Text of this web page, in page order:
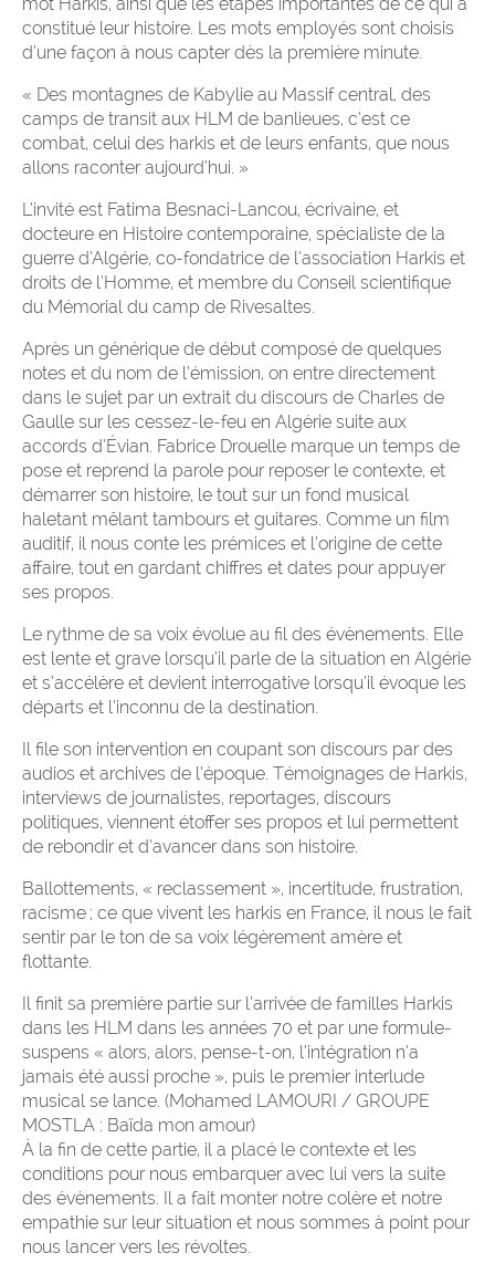
constitué leur histoire. Les mots employés sont choisis
d’une façon à nous capter dès la première minute.
« Des montagnes de Kabylie au Massif central, des
camps de transit aux HLM de banlieues, c’est ce
combat, celui des harkis et de leurs enfants, que nous
allons raconter aujourd’hui. »
L’invité est Fatima Besnaci-Lancou, écrivaine, et
docteure en Histoire contemporaine, spécialiste de la
guerre d’Algérie, co-fondatrice de l’association Harkis et
droits de l’Homme, et membre du Conseil scientifique
du Mémorial du camp de Rivesaltes.
Après un générique de début composé de quelques
notes et du nom de l’émission, on entre directement
dans le sujet par un extrait du discours de Charles de
Gaulle sur les cessez-le-feu en Algérie suite aux
accords d’Évian. Fabrice Drouelle marque un temps de
pose et reprend la parole pour reposer le contexte, et
démarrer son histoire, le tout sur un fond musical
haletant mêlant tambours et guitares. Comme un film
auditif, il nous conte les prémices et l’origine de cette
affaire, tout en gardant chiffres et dates pour appuyer
ses propos.
Le rythme de sa voix évolue au fil des évènements. Elle
est lente et grave lorsqu’il parle de la situation en Algérie
et s’accélère et devient interrogative lorsqu’il évoque les
départs et l’inconnu de la destination.
Il file son intervention en coupant son discours par des
audios et archives de l’époque. Témoignages de Harkis,
interviews de journalistes, reportages, discours
politiques, viennent étoffer ses propos et lui permettent
de rebondir et d’avancer dans son histoire.
Ballottements, « reclassement », incertitude, frustration,
racisme ; ce que vivent les harkis en France, il nous le fait
sentir par le ton de sa voix légèrement amère et
flottante.
Il finit sa première partie sur l’arrivée de familles Harkis
dans les HLM dans les années 70 et par une formule-
suspens « alors, alors, pense-t-on, l’intégration n’a
jamais été aussi proche », puis le premier interlude
musical se lance. (Mohamed LAMOURI / GROUPE
MOSTLA : Baïda mon amour)
À la fin de cette partie, il a placé le contexte et les
conditions pour nous embarquer avec lui vers la suite
des évènements. Il a fait monter notre colère et notre
empathie sur leur situation et nous sommes à point pour
nous lancer vers les révoltes.